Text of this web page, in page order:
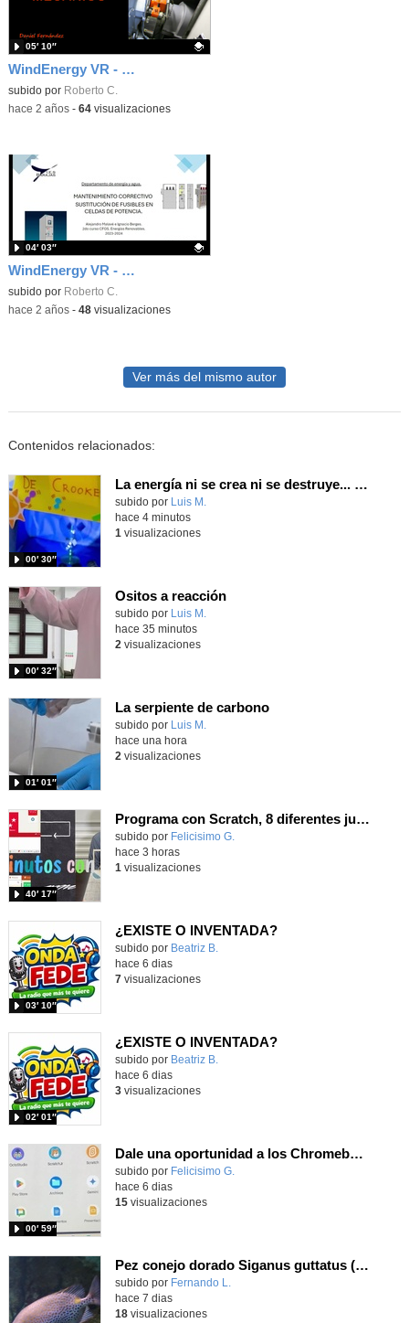
WindEnergy VR - Mantenimiento Bloqueo del rotor. ERE2 23/24
Contenido educativo.
subido por Roberto C.
05′ 10″
-hace 2 años- 64visualizaciones
WindEnergy VR - Mantenimiento Fusible Celda MT. ERE2 23/24
Contenido educativo.
subido por Roberto C.
04′ 03″
-hace 2 años- 48visualizaciones
Ver más del mismo autor
Contenidos relacionados:
La energía ni se crea ni se destruye... ¡se experimenta! El Tierno en la Feria Madrid es Ciencia 2026
Contenido educativo.
subido por Luis M.
00′ 30″
hace 4 minutos
1 visualizaciones
Ositos a reacción
Contenido educativo.
subido por Luis M.
00′ 32″
hace 35 minutos
2 visualizaciones
La serpiente de carbono
Contenido educativo.
subido por Luis M.
01′ 01″
hace una hora
2 visualizaciones
Programa con Scratch, 8 diferentes juegos para vivir la emoción de los partidos de España en el mundial 2026
Contenido educativo.
subido por Felicisimo G.
40′ 17″
hace 3 horas
1 visualizaciones
¿EXISTE O INVENTADA?
Contenido educativo.
subido por Beatriz B.
03′ 10″
hace 6 dias
7visualizaciones
¿EXISTE O INVENTADA?
Contenido educativo.
subido por Beatriz B.
02′ 01″
hace 6 dias
3visualizaciones
Dale una oportunidad a los Chromebooks y utiliza un proyector para realizar talleres si no tienes pantallas táctiles
Contenido educativo.
subido por Felicisimo G.
00′ 59″
hace 6 dias
15visualizaciones
Pez conejo dorado Siganus guttatus (Bloch, 1786)
Contenido educativo.
subido por Fernando L.
hace 7 dias
18visualizaciones